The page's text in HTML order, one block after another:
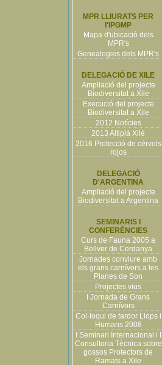
MPR LLIURATS PER
l'IPGMP
Mapa d'ubicació dels
MPR's
Genealogies dels MPR's
DELEGACIÓ DE XILE
Ampliació del projecte
Biodiversitat a Xile
Execució del projecte
Biodiversitat a Xile
2012 Notícies
2013 Altiplà Xilè
2016 Protecció de cérvols
rojos
DELEGACIÓ
D'ARGENTINA
Ampliació del projecte
Biodiversitat a Argentina
SEMINARIS I
CONFERÈNCIES
Curs de Fauna 2005 a
Bellver de Cerdanya
Jornades conviure amb
els grans carnívors a les
Planes de Son
Projectes vius
I Jornada de Grans
Carnívors
Col·loqui de tardor Llops i
Humans 2008
I Seminari Internacional i I
Consultoria Tècnica sobre
gossos Protectors de
Ramats a Xile